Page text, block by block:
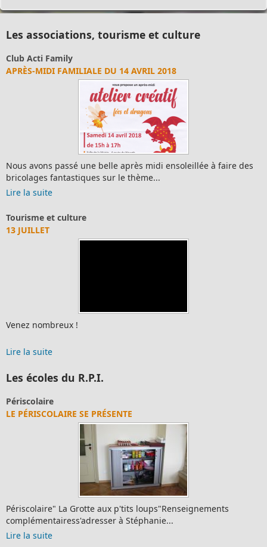
Les associations, tourisme et culture
Club Acti Family
APRÈS-MIDI FAMILIALE DU 14 AVRIL 2018
Nous avons passé une belle après midi ensoleillée à faire des
bricolages fantastiques sur le thème...
Lire la suite
Tourisme et culture
13 JUILLET
Venez nombreux !
Lire la suite
Les écoles du R.P.I.
Périscolaire
LE PÉRISCOLAIRE SE PRÉSENTE
Périscolaire" La Grotte aux p'tits loups"Renseignements
complémentairess'adresser à Stéphanie...
Lire la suite